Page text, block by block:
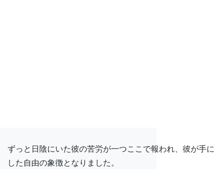
ずっと日陰にいた彼の苦労が一つここで報われ、彼が手に
した自由の象徴となりました。